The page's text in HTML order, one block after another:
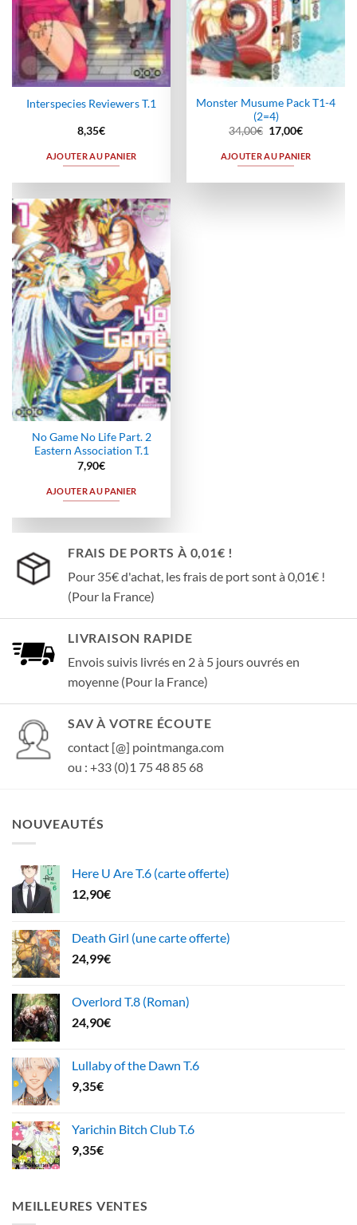
Interspecies Reviewers T.1
8,35€
AJOUTER AU PANIER
Monster Musume Pack T1-4
(2=4)
34,00€ Le
prix
initial
était :
17,00€Le
actuel
est :
AJOUTER AU PANIER
Ajouter
à la
wishlist
No Game No Life Part. 2
Eastern Association T.1
7,90€
AJOUTER AU PANIER
FRAIS DE PORTS À 0,01€ !
Pour 35€ d'achat, les frais de port sont à 0,01€ !
(Pour la France)
LIVRAISON RAPIDE
Envois suivis livrés en 2 à 5 jours ouvrés en
moyenne (Pour la France)
SAV À VOTRE ÉCOUTE
contact [@] pointmanga.com
ou : +33 (0)1 75 48 85 68
NOUVEAUTÉS
Here U Are T.6 (carte offerte)
12,90€
Death Girl (une carte offerte)
24,99€
Overlord T.8 (Roman)
24,90€
Lullaby of the Dawn T.6
9,35€
Yarichin Bitch Club T.6
9,35€
MEILLEURES VENTES